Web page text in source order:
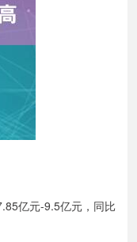
亿元-9.5亿元，同比